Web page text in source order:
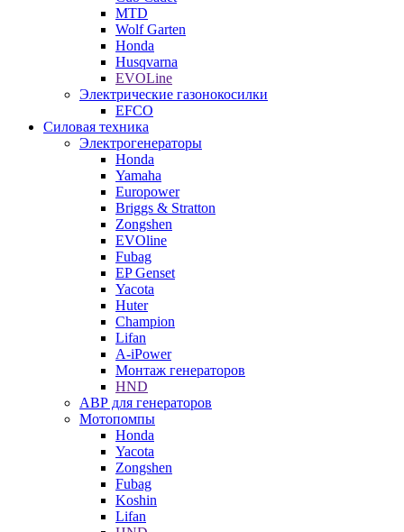
MTD
Wolf Garten
Honda
Husqvarna
EVOLine
Электрические газонокосилки
EFCO
Силовая техника
Электрогенераторы
Honda
Yamaha
Europower
Briggs & Stratton
Zongshen
EVOline
Fubag
EP Genset
Yacota
Huter
Champion
Lifan
A-iPower
Монтаж генераторов
HND
АВР для генераторов
Мотопомпы
Honda
Yacota
Zongshen
Fubag
Koshin
Lifan